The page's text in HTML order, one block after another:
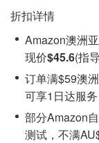
折扣详情
Amazon澳洲
现价$45.6(指
订单满$59澳
可享1日达服务
部分Amazon
测试，不满